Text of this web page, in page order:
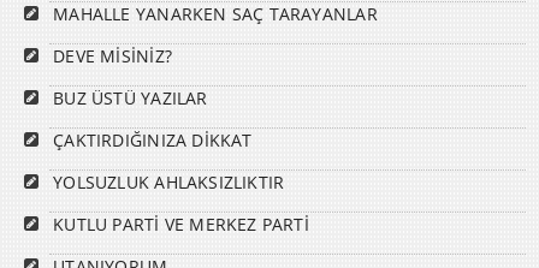
MAHALLE YANARKEN SAÇ TARAYANLAR
DEVE MİSİNİZ?
BUZ ÜSTÜ YAZILAR
ÇAKTIRDIĞINIZA DİKKAT
YOLSUZLUK AHLAKSIZLIKTIR
KUTLU PARTİ VE MERKEZ PARTİ